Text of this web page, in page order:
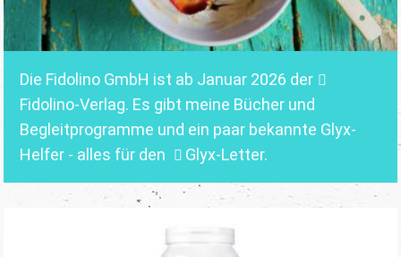
Die Fidolino GmbH ist ab Januar 2026 der
Fidolino-Verlag. Es gibt meine Bücher und
Begleitprogramme und ein paar bekannte Glyx-
Helfer - alles für den
Glyx-Letter.